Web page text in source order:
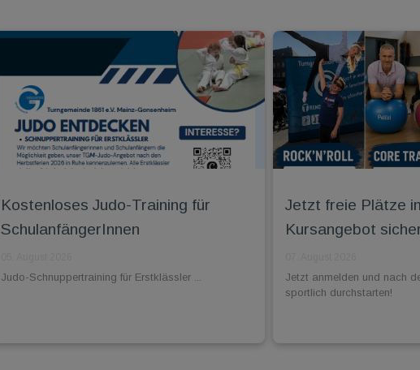
Kostenloses Judo-Training für
SchulanfängerInnen
Judo-Schnuppertraining für Erstklässler ...
Jetzt freie Plätze
Kursangebot
Jetzt anmelden und nach
sportlich durchstarten!